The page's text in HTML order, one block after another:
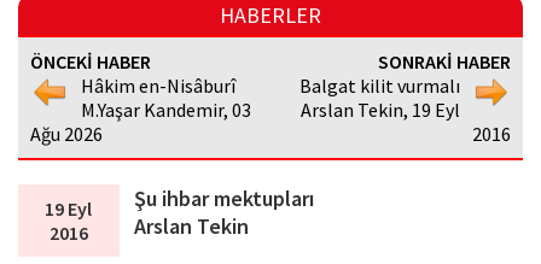
HABERLER
ÖNCEKİ HABER
Hâkim en-Nisâburî
M.Yaşar Kandemir, 03
Ağu 2026
SONRAKİ HABER
Balgat kilit vurmalı
Arslan Tekin, 19 Eyl
2016
19 Eyl
2016
Şu ihbar mektupları
Arslan Tekin